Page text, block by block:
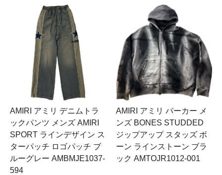
AMIRI アミリ デニムトラ
ックパンツ メンズ AMIRI
SPORT ラインデザイン ス
ターパッチ ロゴパッチ ブ
ルーグレー AMBMJE1037-
594
AMIRI アミリ パーカー メ
ンズ BONES STUDDED
ジップアップ スタッズ ボ
ーン ラインストーン ブラ
ック AMTOJR1012-001